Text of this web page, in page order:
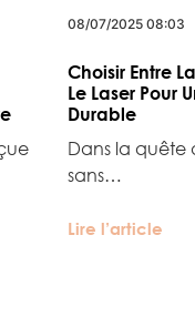
08/07/2025 08:03
Choisir Entre
Le Laser Pour
Durable
Dans la quête
sans…
Lire l’article